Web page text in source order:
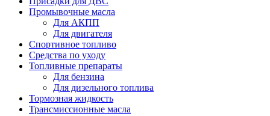
Промывочные масла
Для АКПП
Для двигателя
Спортивное топливо
Средства по уходу
Топливные препараты
Для бензина
Для дизельного топлива
Тормозная жидкость
Трансмиссионные масла